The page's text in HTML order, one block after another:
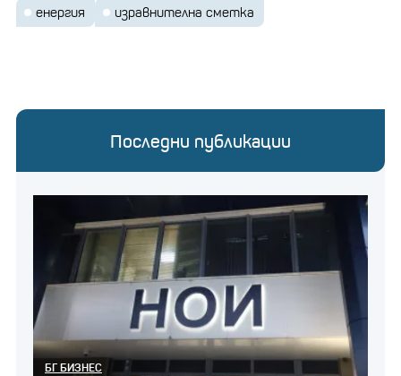
енергия изравнителна сметка
Последни публикации
БГ БИЗНЕС